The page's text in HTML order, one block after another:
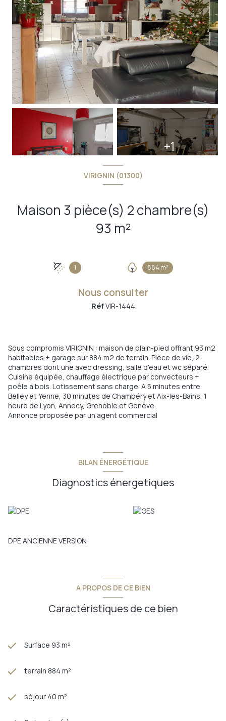
+1
VIRIGNIN (01300)
Maison 3 pièce(s) 2 chambre(s)
93 m²
1 884 m²
Nous consulter
RéfVIR-1444
Sous compromis VIRIGNIN : maison de plain-pied offrant 93 m2
habitables + garage sur 884 m2 de terrain. Pièce de vie, 2
chambres dont une avec dressing, salle d'eau et wc séparé.
Cuisine équipée, chauffage électrique par convecteurs +
poêle à bois. Lotissement sans charge. A 5 minutes entre
Belley et Yenne, 30 minutes de Chambéry et Aix-les-Bains, 1
heure de Lyon, Annecy, Grenoble et Genève.
Annonce proposée par un agent commercial
BILAN ÉNERGÉTIQUE
Diagnostics énergetiques
DPE ANCIENNE VERSION
A PROPOS DE CE BIEN
Caractéristiques de ce bien
Surface 93 m²
terrain 884 m²
séjour 40 m²